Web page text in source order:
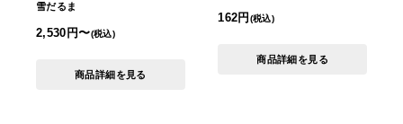
雪だるま
2,530円〜(税込)
商品詳細を見る
162円 (税込)
商品詳細を見る